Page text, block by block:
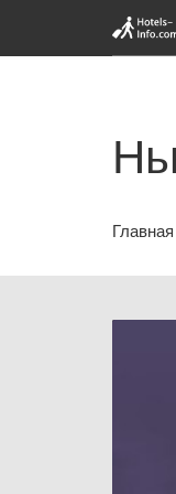
Главная